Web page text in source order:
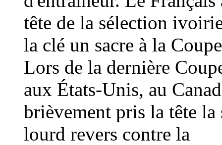
tête de la sélection
la clé un sacre à la
Lors de la dernière
aux États-Unis, au
brièvement pris la tête
lourd revers contre la